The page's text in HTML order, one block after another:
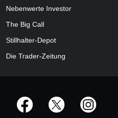
Nebenwerte Investor
The Big Call
Stillhalter-Depot
Die Trader-Zeitung
offizielle Social Media-Accounts